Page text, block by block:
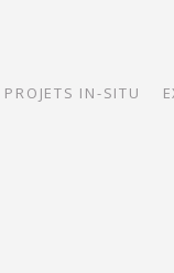
PROJETS IN-SITU